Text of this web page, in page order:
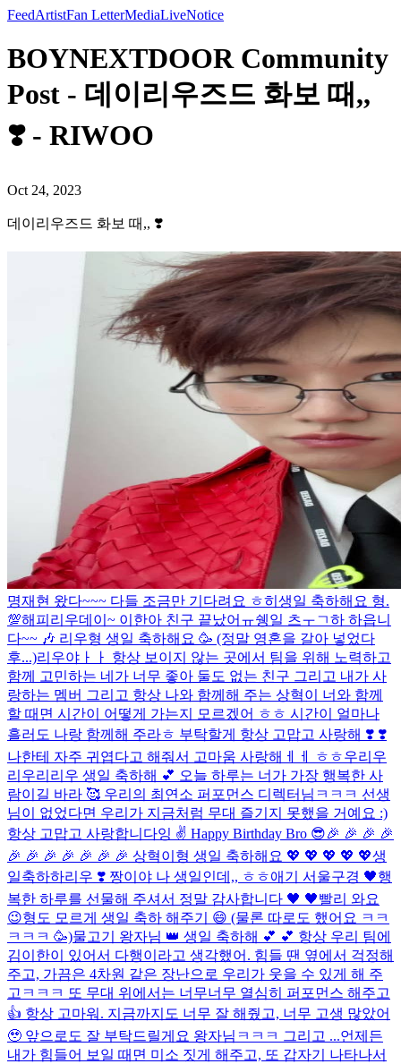
FeedArtistFan LetterMediaLiveNotice
BOYNEXTDOOR Community
Post - 데이리우즈드 화보 때,,
❣️ - RIWOO
Oct 24, 2023
데이리우즈드 화보 때,, ❣️
명재현 왔다~~~ 다들 조금만 기다려요 ㅎ히 생일 축하해요 형.
💯해피리우데이~ 이한아 친구 끝났어ㅠ쉥일 츠ㅜㄱ하 하읍니
다~~ 🎶 리우형 생일 축하해요 🥳 (정말 영혼을 갈아 넣었다
후...)리우야ㅏㅏ 항상 보이지 않는 곳에서 팀을 위해 노력하고
함께 고민하는 네가 너무 좋아 둘도 없는 친구 그리고 내가 사
랑하는 멤버 그리고 항상 나와 함께해 주는 상혁이 너와 함께
할 때면 시간이 어떻게 가는지 모르겠어 ㅎㅎ 시간이 얼마나
흘러도 나랑 함께해 주라ㅎ 부탁할게 항상 고맙고 사랑해 ❣️ ❣️
나한테 자주 귀엽다고 해줘서 고마움 사랑해ㅔㅔ ㅎㅎ우리우
리우리리우 생일 축하해 💕 오늘 하루는 너가 가장 행복한 사
람이길 바라 🥰 우리의 최연소 퍼포먼스 디렉터님ㅋㅋㅋ 선생
님이 없었다면 우리가 지금처럼 무대 즐기지 못했을 거예요 :)
항상 고맙고 사랑합니다잉 ✌️ Happy Birthday Bro 😎🎉 🎉 🎉 🎉
🎉 🎉 🎉 🎉 🎉 🎉 🎉 상혁이형 생일 축하해요 💖 💖 💖 💖 💖생
일축하하리우 ❣️ 짱이야 나 생일인데,, ㅎㅎ애기 서울구경 🖤행
복한 하루를 선물해 주셔서 정말 감사합니다 🖤 🖤빨리 와요
😉형도 모르게 생일 축하 해주기 😄 (물론 따로도 했어요 ㅋㅋ
ㅋㅋㅋ 🥳)물고기 왕자님 👑 생일 축하해 💕 💕 항상 우리 팀에
김이한이 있어서 다행이라고 생각했어. 힘들 땐 옆에서 걱정해
주고, 가끔은 4차원 같은 장난으로 우리가 웃을 수 있게 해 주
고ㅋㅋㅋ 또 무대 위에서는 너무너무 열심히 퍼포먼스 해주고
👍 항상 고마워. 지금까지도 너무 잘 해줬고, 너무 고생 많았어
🥹 앞으로도 잘 부탁드릴게요 왕자님ㅋㅋㅋ 그리고 ...언제든
내가 힘들어 보일 때면 미소 짓게 해주고, 또 갑자기 나타나서